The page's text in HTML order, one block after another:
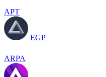
APT
EGP
ARPA